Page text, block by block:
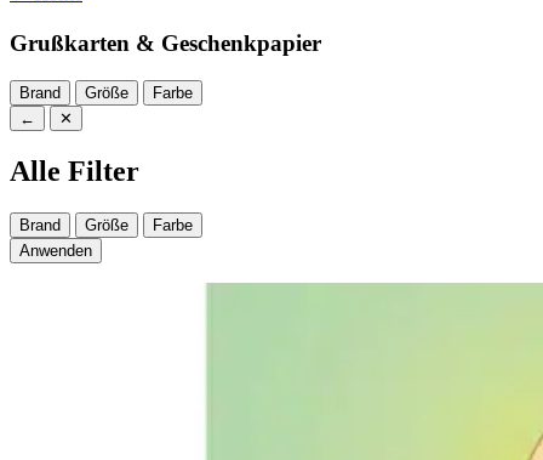
Grußkarten & Geschenkpapier
Brand Größe
Farbe
←
✕
Alle Filter
Brand Größe
Farbe
Anwenden